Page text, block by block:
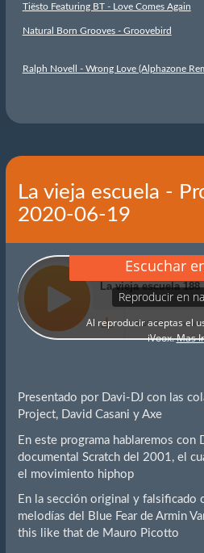
Tiësto Featuring BT - Love Comes Again
Natural Born Grooves - Groovebird
Ralph Novell - Wrong Love (Alphazone
La vieja escuela -
2020-06-19
Presentado por Davi-DJ con las
Project, David Casani y Axe
En este programa hablaremos con
documental Scratch del 2001, el
el movimiento hiphop
En la sección original y falsificado
melodías del Blue Fear de Armin
this like that de Mauro Picotto